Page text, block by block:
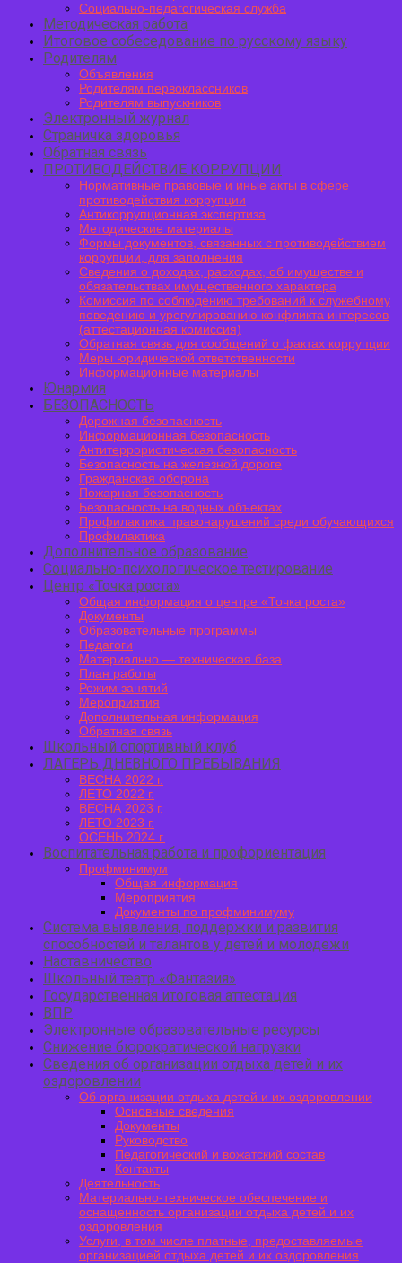
Социально-педагогическая служба
Методическая работа
Итоговое собеседование по русскому языку
Родителям
Объявления
Родителям первоклассников
Родителям выпускников
Электронный журнал
Страничка здоровья
Обратная связь
ПРОТИВОДЕЙСТВИЕ КОРРУПЦИИ
Нормативные правовые и иные акты в сфере
противодействия коррупции
Антикоррупционная экспертиза
Методические материалы
Формы документов, связанных с противодействием
коррупции, для заполнения
Сведения о доходах, расходах, об имуществе и
обязательствах имущественного характера
Комиссия по соблюдению требований к служебному
поведению и урегулированию конфликта интересов
(аттестационная комиссия)
Обратная связь для сообщений о фактах коррупции
Меры юридической ответственности
Информационные материалы
Юнармия
БЕЗОПАСНОСТЬ
Дорожная безопасность
Информационная безопасность
Антитеррористическая безопасность
Безопасность на железной дороге
Гражданская оборона
Пожарная безопасность
Безопасность на водных объектах
Профилактика правонарушений среди обучающихся
Профилактика
Дополнительное образование
Социально-психологическое тестирование
Центр «Точка роста»
Общая информация о центре «Точка роста»
Документы
Образовательные программы
Педагоги
Материально — техническая база
План работы
Режим занятий
Мероприятия
Дополнительная информация
Обратная связь
Школьный спортивный клуб
ЛАГЕРЬ ДНЕВНОГО ПРЕБЫВАНИЯ
ВЕСНА 2022 г.
ЛЕТО 2022 г.
ВЕСНА 2023 г.
ЛЕТО 2023 г.
ОСЕНЬ 2024 г.
Воспитательная работа и профориентация
Профминимум
Общая информация
Мероприятия
Документы по профминимуму
Система выявления, поддержки и развития
способностей и талантов у детей и молодежи
Наставничество
Школьный театр «Фантазия»
Государственная итоговая аттестация
ВПР
Электронные образовательные ресурсы
Снижение бюрократической нагрузки
Сведения об организации отдыха детей и их
оздоровлении
Об организации отдыха детей и их оздоровлении
Основные сведения
Документы
Руководство
Педагогический и вожатский состав
Контакты
Деятельность
Материально-техническое обеспечение и
оснащенность организации отдыха детей и их
оздоровления
Услуги, в том числе платные, предоставляемые
организацией отдыха детей и их оздоровления